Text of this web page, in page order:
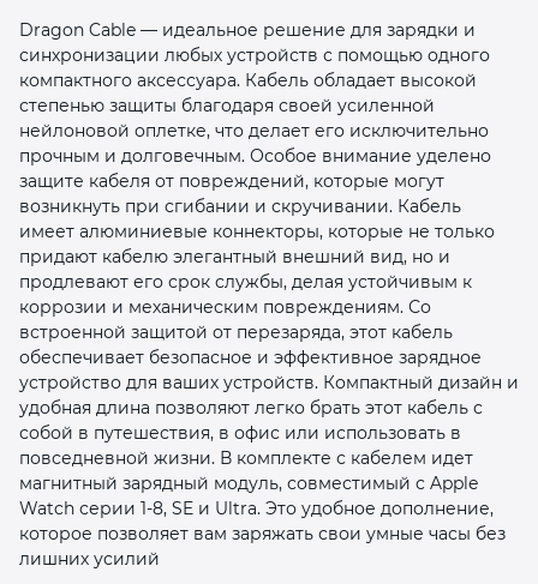
Dragon Cable — идеальное решение для зарядки и
синхронизации любых устройств с помощью одного
компактного аксессуара. Кабель обладает высокой
степенью защиты благодаря своей усиленной
нейлоновой оплетке, что делает его исключительно
прочным и долговечным. Особое внимание уделено
защите кабеля от повреждений, которые могут
возникнуть при сгибании и скручивании. Кабель
имеет алюминиевые коннекторы, которые не только
придают кабелю элегантный внешний вид, но и
продлевают его срок службы, делая устойчивым к
коррозии и механическим повреждениям. Со
встроенной защитой от перезаряда, этот кабель
обеспечивает безопасное и эффективное зарядное
устройство для ваших устройств. Компактный дизайн и
удобная длина позволяют легко брать этот кабель с
собой в путешествия, в офис или использовать в
повседневной жизни. В комплекте с кабелем идет
магнитный зарядный модуль, совместимый с Apple
Watch серии 1-8, SE и Ultra. Это удобное дополнение,
которое позволяет вам заряжать свои умные часы без
лишних усилий
раз в 2 недели